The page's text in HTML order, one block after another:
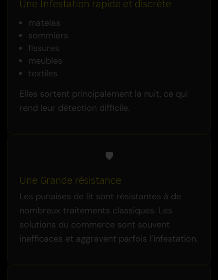
Une Infestation rapide et discrète
matelas
sommiers
fissures
meubles
textiles
Elles sortent principalement la nuit, ce qui
rend leur détection difficile.
🛡️
Une Grande résistance
Les punaises de lit sont résistantes à de
nombreux traitements classiques. Les
solutions du commerce sont souvent
inefficaces et aggravent parfois l’infestation.